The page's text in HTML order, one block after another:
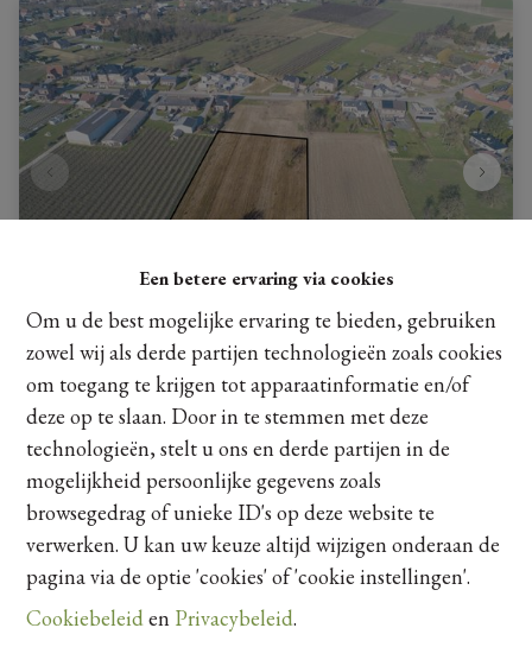
Een betere ervaring via cookies
Om u de best mogelijke ervaring te bieden, gebruiken
zowel wij als derde partijen technologieën zoals cookies
om toegang te krijgen tot apparaatinformatie en/of
deze op te slaan. Door in te stemmen met deze
technologieën, stelt u ons en derde partijen in de
mogelijkheid persoonlijke gegevens zoals
browsegedrag of unieke ID's op deze website te
verwerken. U kan uw keuze altijd wijzigen onderaan de
pagina via de optie 'cookies' of 'cookie instellingen'.
Cookiebeleiden Privacybeleid.
Boomgaard van 57A03CA in Kortessem
Leopold III-Straat , 3720 Kortessem|Ref: 18642
€ 55.000